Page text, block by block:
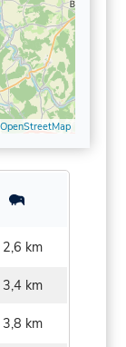
OpenStreetMap
km
km
km